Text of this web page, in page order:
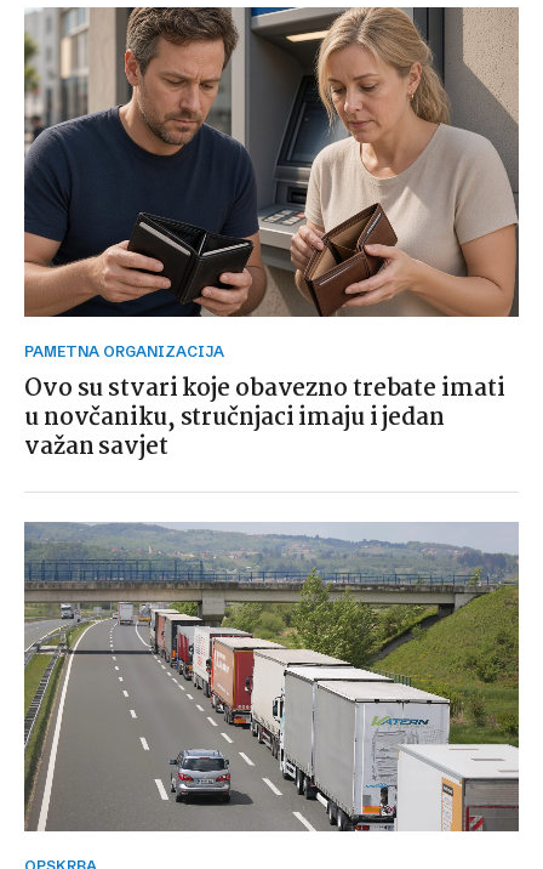
PAMETNA ORGANIZACIJA
Ovo su stvari koje obavezno trebate imati
u novčaniku, stručnjaci imaju i jedan
važan savjet